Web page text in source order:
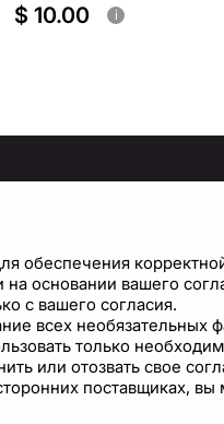
$ 10.00 i
Условия
основании вашего
с вашего согласия.
всех
только
или отозвать свое
поставщиках, вы